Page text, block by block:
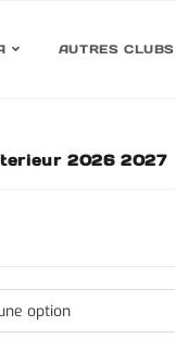
AUTRES CLUBS
2026 2027